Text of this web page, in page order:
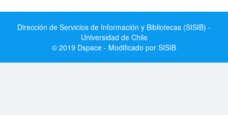
Dirección de Servicios de Información y Bibliotecas (SISIB) -
Universidad de Chile
© 2019 Dspace - Modificado por SISIB